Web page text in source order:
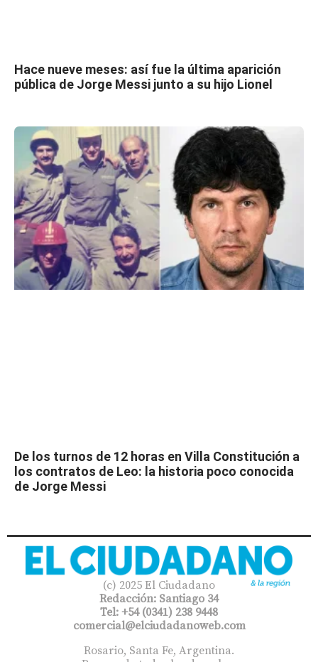
Hace nueve meses: así fue la última aparición
pública de Jorge Messi junto a su hijo Lionel
De los turnos de 12 horas en Villa Constitución a
los contratos de Leo: la historia poco conocida
de Jorge Messi
(c) 2025 El Ciudadano
Redacción: Santiago 34
Tel: +54 (0341) 238 9448
comercial@elciudadanoweb.com​
Rosario, Santa Fe, Argentina.